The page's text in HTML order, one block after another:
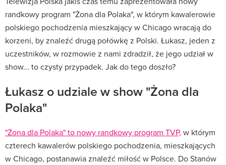
randkowy program "Żona dla Polaka", w którym kawalerowie
polskiego pochodzenia mieszkający w Chicago wracają do
korzeni, by znaleźć drugą połówkę z Polski. Łukasz, jeden z
uczestników, w rozmowie z nami zdradził, że jego udział w
show... to czysty przypadek. Jak do tego doszło?
Łukasz o udziale w show "Żona dla
Polaka"
"Żona dla Polaka" to nowy randkowy program TVP, w którym
czterech kawalerów polskiego pochodzenia, mieszkających
w Chicago, postanawia znaleźć miłość w Polsce. Do Stanów